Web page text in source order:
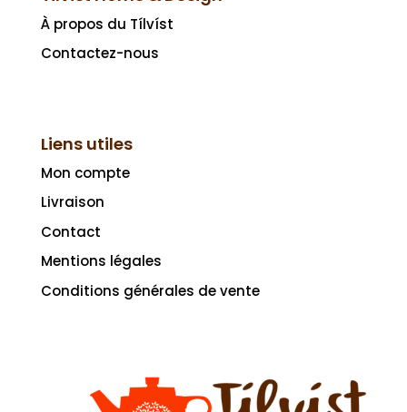
À propos du Tílvíst
Contactez-nous
Liens utiles
Mon compte
Livraison
Contact
Mentions légales
Conditions générales de vente